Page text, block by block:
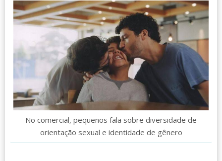
No comercial, pequenos fala sobre diversidade de
orientação sexual e identidade de gênero